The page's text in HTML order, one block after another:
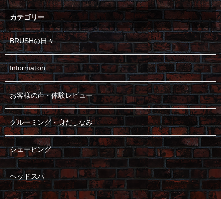
カテゴリー
BRUSHの日々
Information
お客様の声・体験レビュー
グルーミング・身だしなみ
シェービング
ヘッドスパ